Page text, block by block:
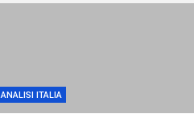
ANALISI ITALIA